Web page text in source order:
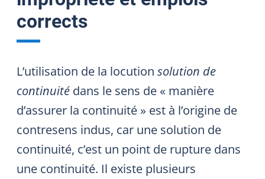
corrects
L’utilisation de la locution solution de
continuité dans le sens de « manière
d’assurer la continuité » est à l’origine de
contresens indus, car une solution de
continuité, c’est un point de rupture dans
une continuité. Il existe plusieurs